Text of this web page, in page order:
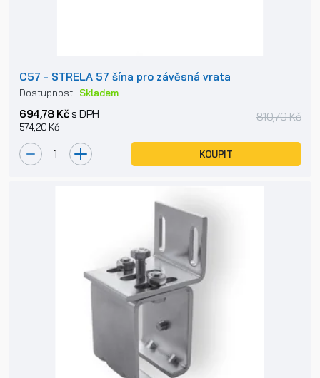
C57 - STRELA 57 šína pro závěsná vrata
Dostupnost: Skladem
694,78 Kčs DPH
574,20 Kč
810,70 Kč
KOUPIT